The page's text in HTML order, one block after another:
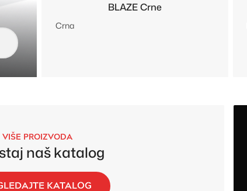
BLAZE Crne
Crna
VIŠE PROIZVODA
naš katalog
KATALOG